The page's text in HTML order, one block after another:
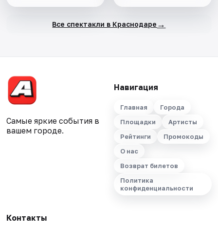
Все спектакли в Краснодаре →
Самые яркие события в
вашем городе.
Навигация
Главная
Города
Площадки
Артисты
Рейтинги
Промокоды
О нас
Возврат билетов
Политика
конфиденциальности
Контакты